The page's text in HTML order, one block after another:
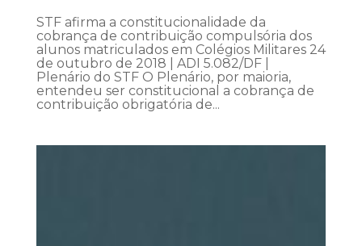
STF afirma a constitucionalidade da
cobrança de contribuição compulsória dos
alunos matriculados em Colégios Militares 24
de outubro de 2018 | ADI 5.082/DF |
Plenário do STF O Plenário, por maioria,
entendeu ser constitucional a cobrança de
contribuição obrigatória de...